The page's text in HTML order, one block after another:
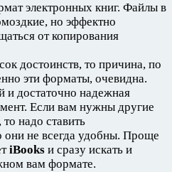
электронных книг. Файлы в
но эффектно
от копирования
достоинств, то причина, по
эти форматы, очевидна.
и достаточно надежная
Если вам нужны другие
надо ставить
они не всегда удобны. Проще
iBooks и сразу искать и
вам формате.